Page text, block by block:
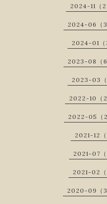
2024-11（2
2024-06（3
2024-01（
2023-08（6
2023-03（
2022-10（2
2022-05（2
2021-12（
2021-07（
2021-02（
2020-09（3